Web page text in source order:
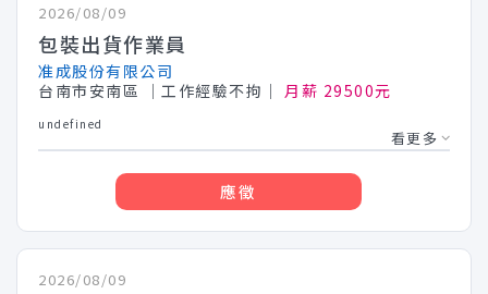
2026/08/09
包裝出貨作業員
准成股份有限公司
台南市安南區
│工作經驗不拘│ 月薪 29500元
undefined
看更多
應徵
2026/08/09